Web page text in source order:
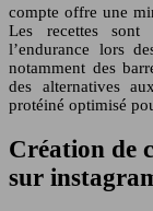
compte offre une
Les recettes sont
l’endurance lors
notamment des
des alternatives
protéiné optimisé
Création de
sur